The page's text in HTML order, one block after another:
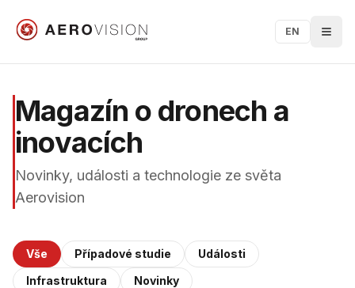
EN
Magazín o dronech a
inovacích
Novinky, události a technologie ze světa
Aerovision
Vše Případové studie
Události
Infrastruktura
Novinky